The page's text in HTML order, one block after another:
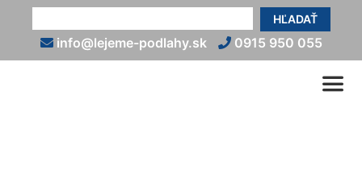
HĽADAŤ
info@lejeme-podlahy.sk 0915 950 055